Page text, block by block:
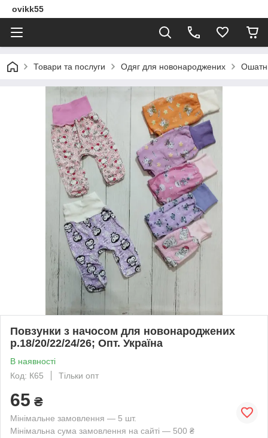
ovikk55
Товари та послуги Одяг для новонароджених
Повзунки з начосом для новонароджених
р.18/20/22/24/26; Опт. Україна
В наявності
Код: К65
Тільки опт
65 ₴
Мінімальне замовлення — 5 шт.
Мінімальна сума замовлення на сайті — 500 ₴